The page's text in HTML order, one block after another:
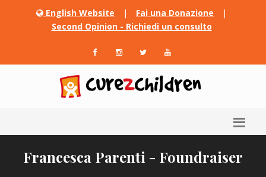
English Website | Fai una Donazione
|
Second Opinion - Richiedi un consulto
Francesca Parenti - Foundraiser